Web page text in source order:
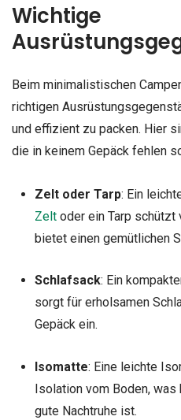
Wichtige
Beim minimalistischen
richtigen
und effizient zu packen. Hier
die in keinem Gepäck fehlen
Zelt oder Tarp: Ein
Zeltoder ein Tarp schützt
bietet einen gemütlichen
Schlafsack: Ein
sorgt für erholsamen
Gepäck ein.
Isomatte: Eine leichte
Isolation vom Boden,
gute Nachtruhe ist.